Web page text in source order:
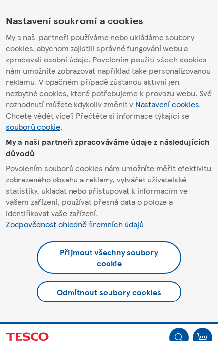
Nastavení soukromí a cookies
My a naši partneři používáme nebo ukládáme soubory
cookies, abychom zajistili správné fungování webu a
zpracovali osobní údaje. Povolením použití všech cookies
nám umožníte zobrazovat například také personalizovanou
reklamu. V opačném případě zůstanou aktivní jen
nezbytné cookies, které potřebujeme k provozu webu. Své
rozhodnutí můžete kdykoliv změnit v Nastavení cookies.
Chcete vědět více? Přečtěte si informace týkající se
souborů cookie.
My a naši partneři zpracováváme údaje z následujících
důvodů
Povolením souborů cookies nám umožníte měřit efektivitu
zobrazeného obsahu a reklamy, vytvářet uživatelské
statistiky, ukládat nebo přistupovat k informacím ve
vašem zařízení, používat přesná data o poloze a
identifikovat vaše zařízení.
Zodpovědnost ohledně firemních údajů
Přijmout všechny soubory
cookie
Odmítnout soubory cookies
Jste offline. Některé funkce mohou být nedostupné.